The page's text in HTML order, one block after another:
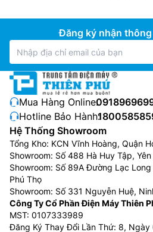
Đăng ký nhận
Mua Hàng Online:
Hotline Bảo Hành:
Hệ Thống Showroom
Tổng Kho: KCN Vĩnh Hoàng, Quận
Showroom: Số 488 Hà Huy Tập,
Showroom: Số 89A Đường Lạc
Phú Thọ
Showroom: Số 331 Nguyễn Huệ,
Công Ty Cổ Phần Điện Máy Thiên
MST: 0107333989
Đăng Ký Thay Đổi Lần Thứ: 8,